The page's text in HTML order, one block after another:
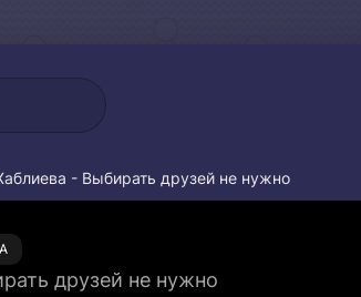
- Выбирать друзей не нужно
друзей не нужно